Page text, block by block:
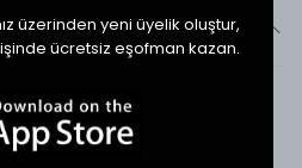
THE LOOK
üzerinden yeni üyelik oluştur,
ücretsiz eşofman kazan.